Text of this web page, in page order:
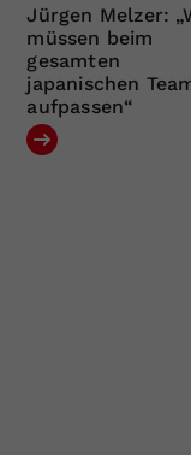
Jürgen Melzer:
müssen beim
gesamten
japanischen
aufpassen“